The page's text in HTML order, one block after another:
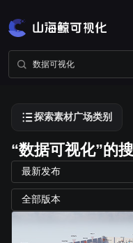
探索素材广场类别
“数据可视化”的
最新发布
全部版本